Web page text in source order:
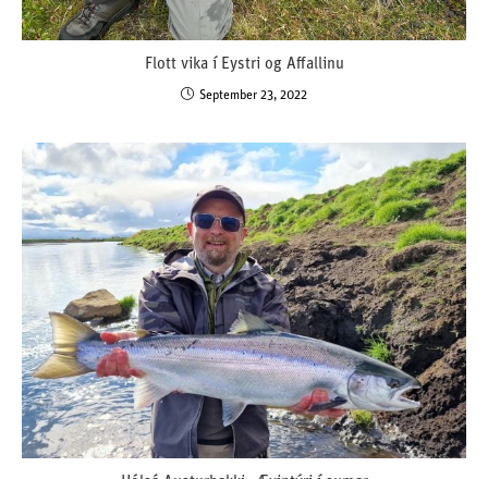
Flott vika í Eystri og Affallinu
September 23, 2022